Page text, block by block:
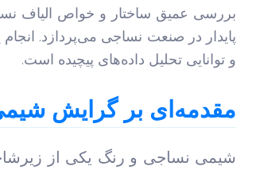
بررسی عمیق ساختار و خواص الیاف
پایدار در صنعت نساجی می‌پردازد.
و توانایی تحلیل داده‌های پیچیده است.
مقدمه‌ای بر گرایش
شیمی نساجی و رنگ یکی از